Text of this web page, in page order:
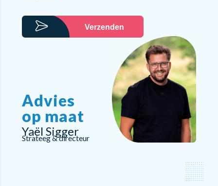
Verzenden
Advies
op maat
Yaël Sigger
Strateeg & directeur